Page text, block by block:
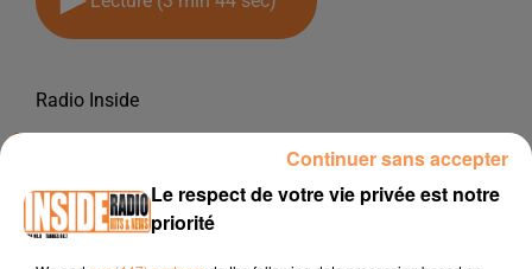
Radio Inside
8 décembre 2025 - 3 min 44 sec
INTERVIEW DE DANIEL ET MARCO "IMMO 64" DANS LE BÉARN, SUR
RADIO INSIDE
Le respect de votre vie privée est notre
priorité
Continuer sans accepter